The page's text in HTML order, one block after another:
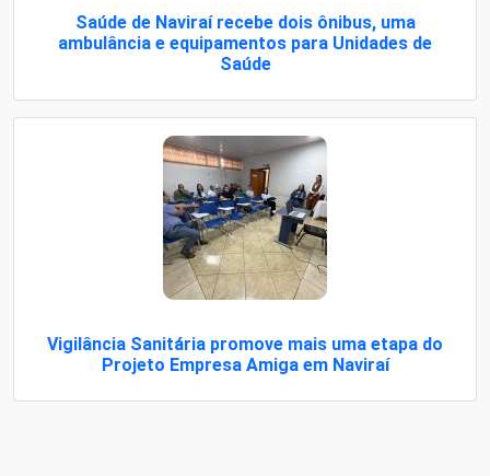
Saúde de Naviraí recebe dois ônibus, uma
ambulância e equipamentos para Unidades de
Saúde
Vigilância Sanitária promove mais uma etapa do
Projeto Empresa Amiga em Naviraí